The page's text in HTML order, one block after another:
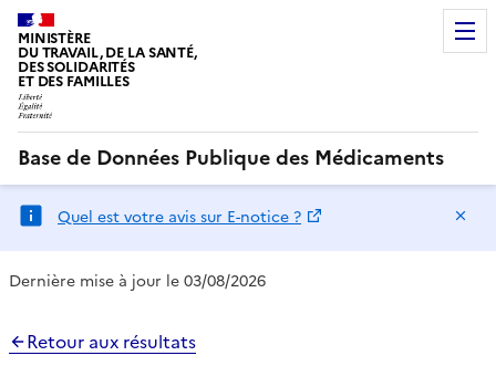
MINISTÈRE
DU TRAVAIL, DE LA SANTÉ,
DES SOLIDARITÉS
ET DES FAMILLES
Base de Données Publique des Médicaments
Quel est votre avis sur E-notice ?
Dernière mise à jour le 03/08/2026
Retour aux résultats